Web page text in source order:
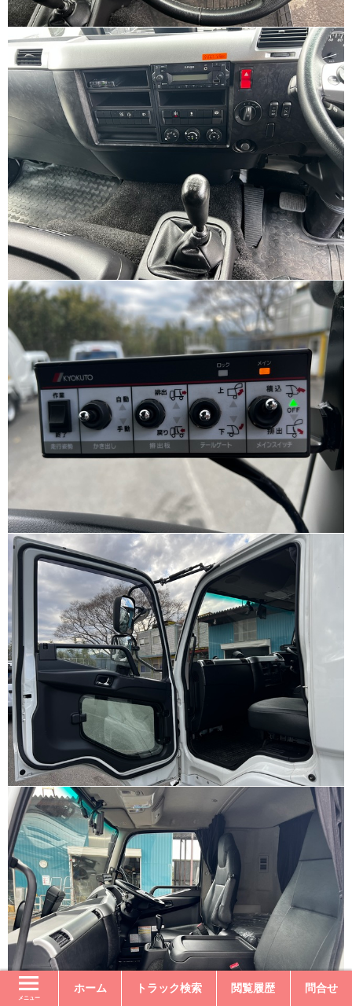
メニュー
ホーム トラック検索 閲覧履歴 問合せ